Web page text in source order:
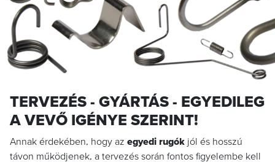
TERVEZÉS - GYÁRTÁS - EGYEDILEG
A VEVŐ IGÉNYE SZERINT!
Annak érdekében, hogy az egyedi rugók jól és hosszú
távon működjenek, a tervezés során fontos figyelembe kell